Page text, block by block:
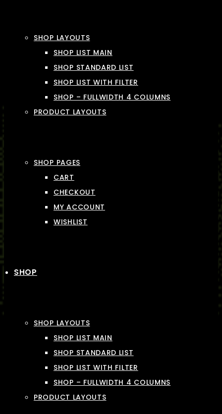
SHOP LAYOUTS
SHOP LIST MAIN
SHOP STANDARD LIST
SHOP LIST WITH FILTER
SHOP – FULLWIDTH 4 COLUMNS
PRODUCT LAYOUTS
SHOP PAGES
CART
CHECKOUT
MY ACCOUNT
WISHLIST
SHOP
SHOP LAYOUTS
SHOP LIST MAIN
SHOP STANDARD LIST
SHOP LIST WITH FILTER
SHOP – FULLWIDTH 4 COLUMNS
PRODUCT LAYOUTS